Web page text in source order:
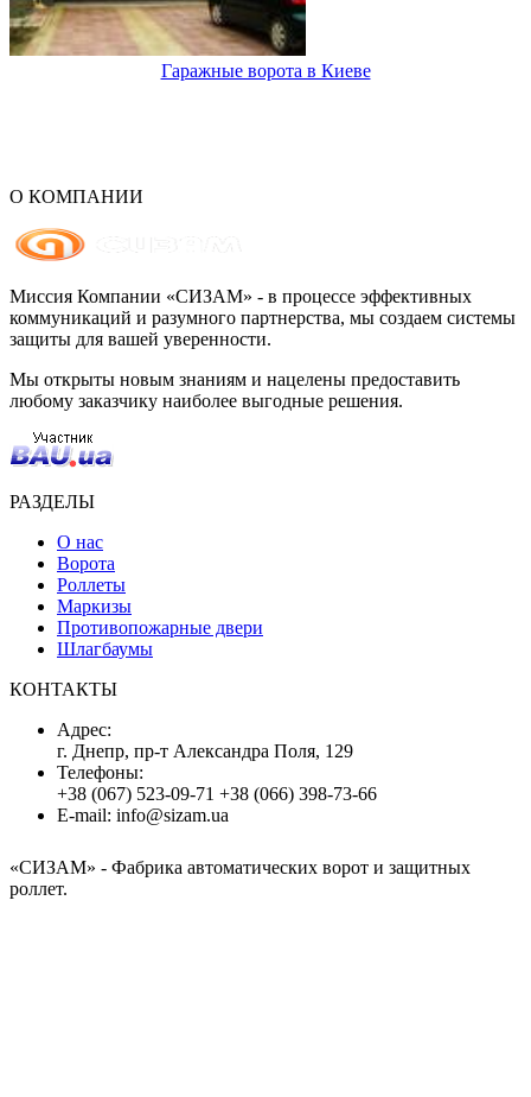
Гаражные ворота в Киеве
О КОМПАНИИ
Миссия Компании «СИЗАМ» - в процессе эффективных
коммуникаций и разумного партнерства, мы создаем системы
защиты для вашей уверенности.
Мы открыты новым знаниям и нацелены предоставить
любому заказчику наиболее выгодные решения.
РАЗДЕЛЫ
О нас
Ворота
Роллеты
Маркизы
Противопожарные двери
Шлагбаумы
КОНТАКТЫ
Адрес:
г. Днепр, пр-т Александра Поля, 129
Телефоны:
+38 (067) 523-09-71 +38 (066) 398-73-66
E-mail: info@sizam.ua
«СИЗАМ» - Фабрика автоматических ворот и защитных
роллет.